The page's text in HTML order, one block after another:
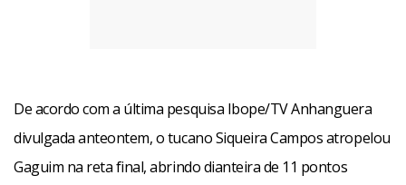
De acordo com a última pesquisa Ibope/TV Anhanguera
divulgada anteontem, o tucano Siqueira Campos atropelou
Gaguim na reta final, abrindo dianteira de 11 pontos